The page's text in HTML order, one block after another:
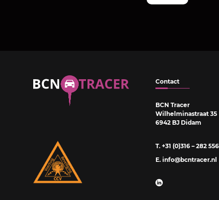
Contact
BCN Tracer
Wilhelminastraat 35
6942 BJ Didam
T. +31 (0)316 – 282 556
E. info@bcntracer.nl